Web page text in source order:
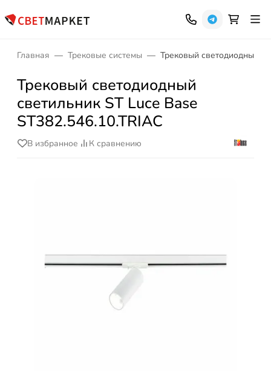
Главная Трековые системы Трековый светодиодный
Трековый светодиодный
светильник ST Luce Base
ST382.546.10.TRIAC
В избранное К сравнению